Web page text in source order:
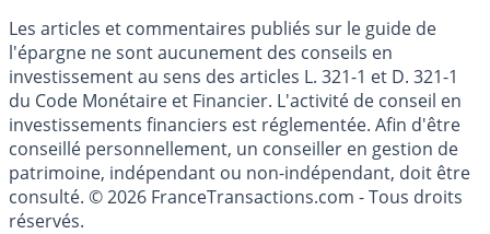
Les articles et commentaires publiés sur le guide de
l'épargne ne sont aucunement des conseils en
investissement au sens des articles L. 321-1 et D. 321-1
du Code Monétaire et Financier. L'activité de conseil en
investissements financiers est réglementée. Afin d'être
conseillé personnellement, un conseiller en gestion de
patrimoine, indépendant ou non-indépendant, doit être
consulté. © 2026 FranceTransactions.com - Tous droits
réservés.